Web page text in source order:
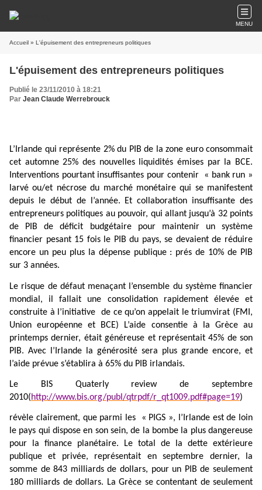
MENU
Accueil » L'épuisement des entrepreneurs politiques
L'épuisement des entrepreneurs politiques
Publié le 23/11/2010 à 18:21
Par Jean Claude Werrebrouck
L’Irlande qui représente 2% du PIB de la zone euro consommait
cet automne 25% des nouvelles liquidités émises par la BCE.
Interventions pourtant insuffisantes pour contenir
« bank run »
larvé ou/et nécrose du marché monétaire qui se manifestent
depuis le début de l’année. Et collaboration insuffisante des
entrepreneurs politiques au pouvoir, qui allant jusqu’à 32 points
de PIB de déficit budgétaire pour maintenir un système
financier pesant 15 fois le PIB du pays, se devaient de réduire
encore un peu plus la dépense publique : prés de 10% de PIB
sur 3 années.
Le risque de défaut menaçant l’ensemble du système financier
mondial, il fallait une consolidation rapidement élevée et
construite à l’initiative
de ce qu’on appelait le triumvirat (FMI,
Union européenne et BCE) L’aide consentie à la Grèce au
printemps dernier, était généreuse et représentait 45% de son
PIB. Avec l’Irlande la générosité sera plus grande encore, et
l’aide prévue s’établira à 65% du PIB irlandais.
Le BIS Quaterly review de septembre
2010(http://www.bis.org/publ/qtrpdf/r_qt1009.pdf#page=19)
révèle clairement, que parmi les
« PIGS », l’Irlande est de loin
le pays qui dispose en son sein, de la bombe la plus dangereuse
pour la finance planétaire. Le total de la dette extérieure
publique et privée, représentait en septembre dernier, la
somme de 843 milliards de dollars, pour un PIB de seulement
180 milliards de dollars. La Grèce se contentant de seulement